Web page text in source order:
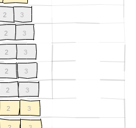
2
2
2
2
2
2
3
3
3
3
3
3